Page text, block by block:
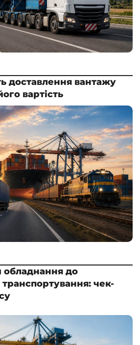
доставлення вантажу
вартість
обладнання до
чек-